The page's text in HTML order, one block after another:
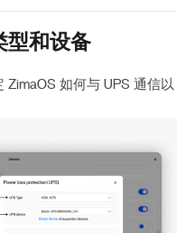
型和设备
ZimaOS 如何与 UPS 通信以